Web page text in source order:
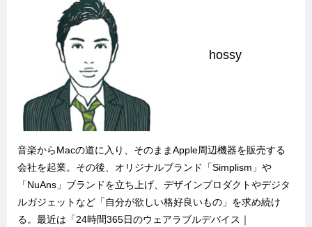
hossy
音楽からMacの道に入り、そのままApple周辺機器を販売する
会社を起業。その後、オリジナルブランド「Simplism 」や
「NuAns 」ブランドを立ち上げ、デザインプロダクトやデジタ
ルガジェットなど「自分が欲しい格好良いもの」を求め続け
る。最近は「24時間365日のウェアラブルデバイス｜